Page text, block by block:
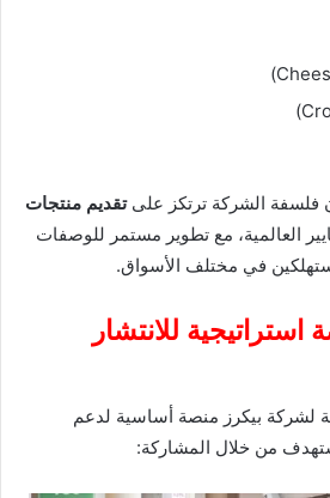
الشركة ترتكز علىتقديم منتجات
العالمية، مع تطوير مستمر للوصفات
في مختلف الأسواق.
للانتشار
لشركة بيكرز منصة أساسية لدعم
من خلال المشاركة: